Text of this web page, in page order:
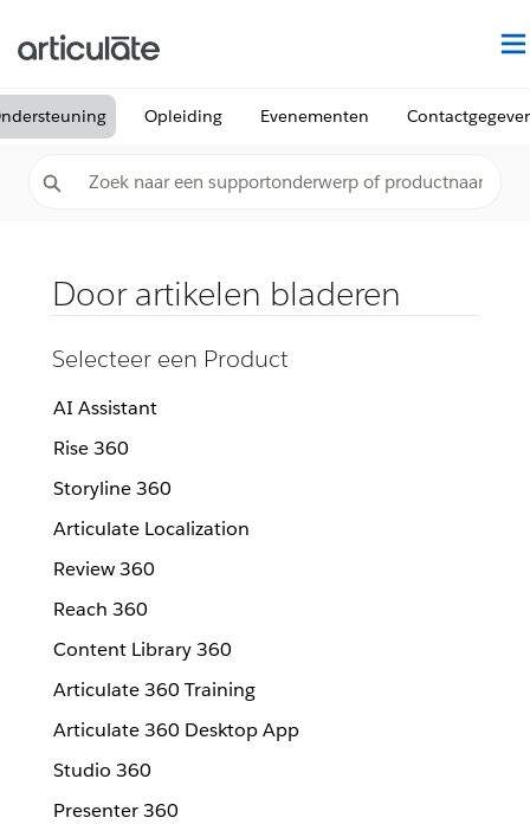
Opleiding Evenementen
Door artikelen bladeren
Selecteer een Product
AI Assistant
Rise 360
Storyline 360
Articulate Localization
Review 360
Reach 360
Content Library 360
Articulate 360 Training
Articulate 360 Desktop App
Studio 360
Presenter 360